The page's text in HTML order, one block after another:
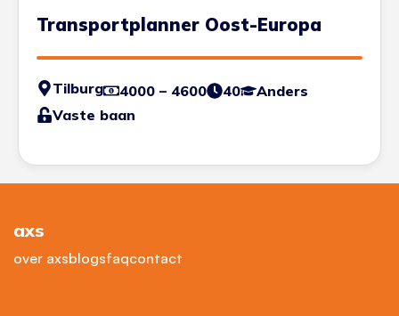
Transportplanner Oost-Europa
Tilburg 4000 – 4600 40
Anders
Vaste baan
axs
over axsblogsfaqcontact